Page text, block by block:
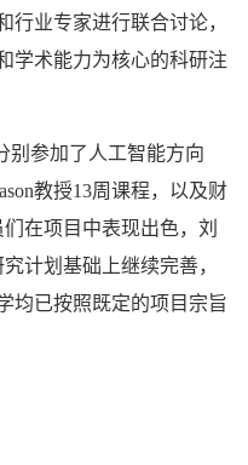
行业专家进行联合讨论，
学术能力为核心的科研注
别参加了人工智能方向
教授13周课程，以及财
在项目中表现出色，刘
计划基础上继续完善，
均已按照既定的项目宗旨